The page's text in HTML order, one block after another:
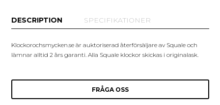
DESCRIPTION SPECIFIKATIONER
Klockorochsmycken.se är auktoriserad återförsäljare av Squale och
lämnar alltid 2 års garanti. Alla Squale klockor skickas i originalask.
FRÅGA OSS